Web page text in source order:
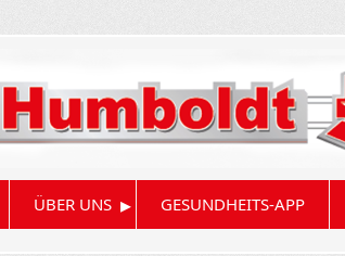
ÜBER UNS ▸ GESUNDHEITS-APP